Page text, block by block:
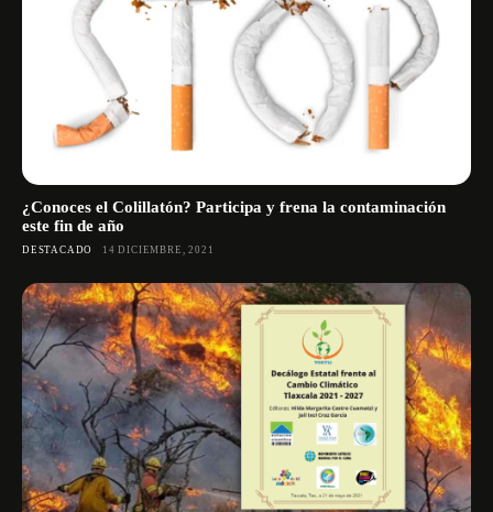
¿Conoces el Colillatón? Participa y frena la contaminación
este fin de año
DESTACADO 14 DICIEMBRE, 2021